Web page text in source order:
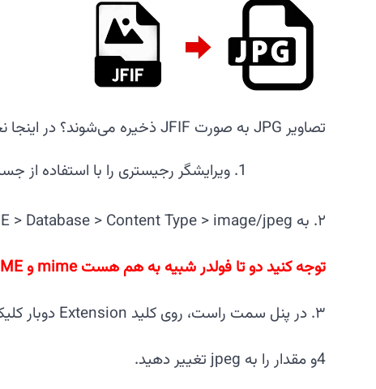
تصاویر JPG به صورت JFIF ذخیره می‌شوند؟ در اینجا نحوه رفع آن آمده است.
ویرایشگر رجیستری را با استفاده از
۲. به HKEY_CLASSES_ROOT > MIME > Database > Content Type > image/jpeg بروید.
توجه کنید دو تا فولدر شبیه به هم هست mime و MIME شماباید MIME با حروف بزرگ را انتخاب کنید
۳. در پنل سمت راست، روی کلید Extension دوبار کلیک کنید. مقدار آن باید jfif باشد.
4و مقدار را به jpeg تغییر دهید.